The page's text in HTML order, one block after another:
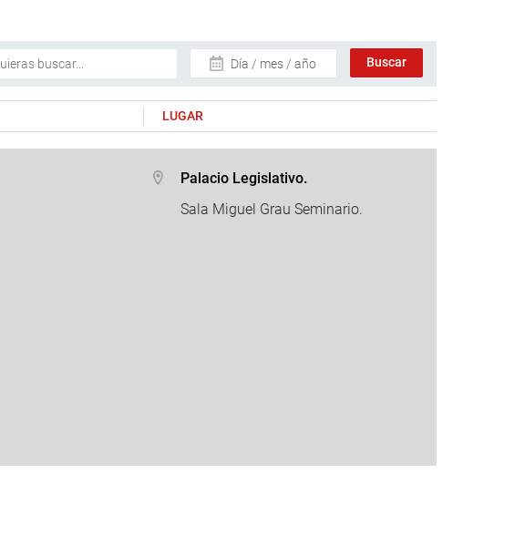
Día / mes / año
LUGAR
Palacio Legislativo.
Sala Miguel Grau Seminario.